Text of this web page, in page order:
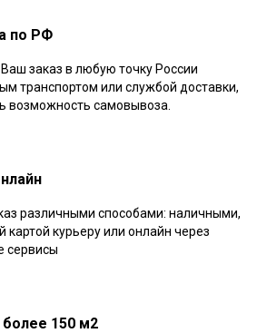
по РФ
заказ в любую точку России
транспортом или службой доставки,
возможность самовывоза.
различными способами: наличными,
картой курьеру или онлайн через
сервисы
150 м2